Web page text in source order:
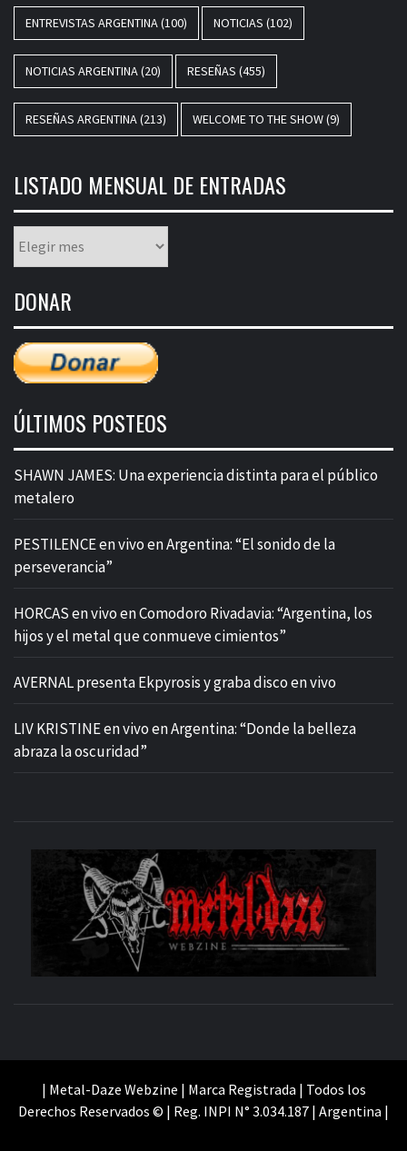
ENTREVISTAS ARGENTINA(100) NOTICIAS (102)
NOTICIAS ARGENTINA(20) RESEÑAS (455)
RESEÑAS ARGENTINA(213) WELCOME TO THE SHOW(9)
LISTADO MENSUAL DE ENTRADAS
mensual
entradas
DONAR
ÚLTIMOS POSTEOS
SHAWN JAMES: Una experiencia distinta para el público
metalero
PESTILENCE en vivo en Argentina: “El sonido de la
perseverancia”
HORCAS en vivo en Comodoro Rivadavia: “Argentina, los
hijos y el metal que conmueve cimientos”
AVERNAL presenta Ekpyrosis y graba disco en vivo
LIV KRISTINE en vivo en Argentina: “Donde la belleza
abraza la oscuridad”
| Metal-Daze Webzine | Marca Registrada | Todos los
Derechos Reservados © | Reg. INPI N° 3.034.187 | Argentina |